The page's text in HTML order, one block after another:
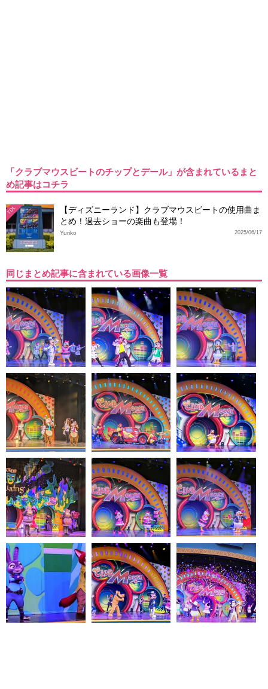
「クラブマウスビートのチップとデール」が含まれているまと
め記事はコチラ
TDL
【ディズニーランド】クラブマウスビートの使用曲ま
とめ！過去ショーの楽曲も登場！
2025/06/17
Yuriko
同じまとめ記事に含まれている画像一覧